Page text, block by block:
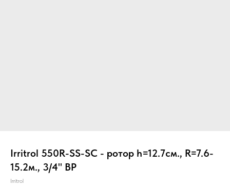
Irritrol 550R-SS-SC - ротор h=12.7см., R=7.6-
15.2м., 3/4" ВР
Irritrol